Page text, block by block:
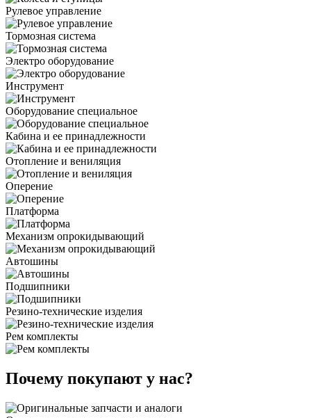
Рулевое управление
Тормозная система
Электро оборудование
Инструмент
Оборудование специальное
Кабина и ее принадлежности
Отопление и вениляция
Оперение
Платформа
Механизм опрокидывающий
Автошины
Подшипники
Резино-технические изделия
Рем комплекты
Почему покупают у нас?